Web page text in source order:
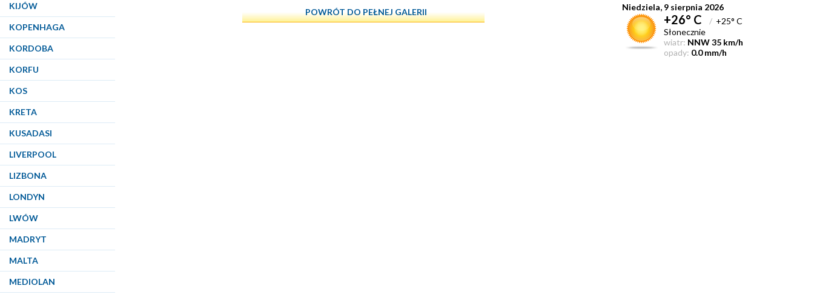
KIJÓW
KOPENHAGA
KORDOBA
KORFU
KOS
KRETA
KUSADASI
LIVERPOOL
LIZBONA
LONDYN
LWÓW
MADRYT
MALTA
MEDIOLAN
POWRÓT DO PEŁNEJ GALERII
Niedziela, 9 sierpnia 2026
+26° C / +25° C
Słonecznie
wiatr: NNW 35 km/h
opady: 0.0 mm/h